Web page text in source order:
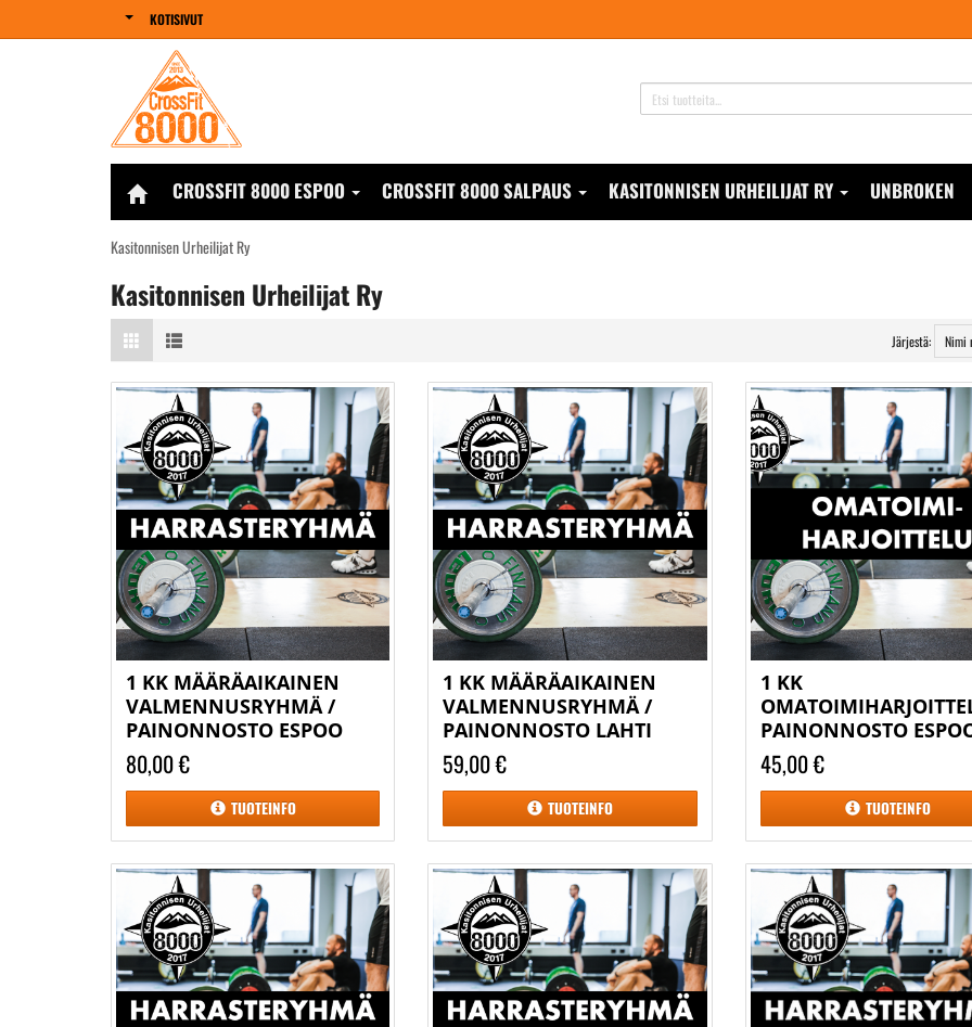
KOTISIVUT
CROSSFIT 8000 ESPOO CROSSFIT 8000 SALPAUS KASITONNISEN URHEILIJAT RY UNBROKEN
Kasitonnisen Urheilijat Ry
Kasitonnisen Urheilijat Ry
Järjestä:
1 KK MÄÄRÄAIKAINEN
VALMENNUSRYHMÄ /
PAINONNOSTO ESPOO
80,00 €
TUOTEINFO
1 KK MÄÄRÄAIKAINEN
VALMENNUSRYHMÄ /
PAINONNOSTO LAHTI
59,00 €
TUOTEINFO
1 KK
PAINONNOSTO
45,00 €
TUOTEINFO